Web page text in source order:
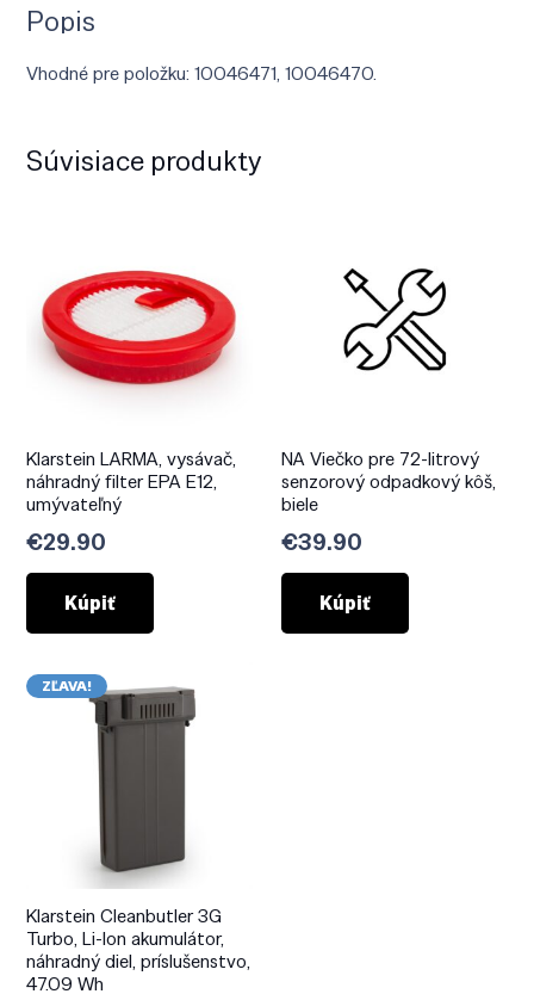
Popis
Vhodné pre položku: 10046471, 10046470.
Súvisiace produkty
Klarstein LARMA, vysávač,
náhradný filter EPA E12,
umývateľný
€29.90
Kúpiť
NA Viečko pre 72-litrový
senzorový odpadkový kôš,
biele
€39.90
Kúpiť
ZĽAVA!
Klarstein Cleanbutler 3G
Turbo, Li-Ion akumulátor,
náhradný diel, príslušenstvo,
47.09 Wh